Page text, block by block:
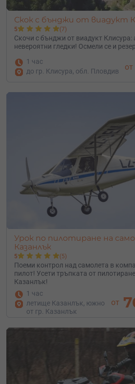
Скок с бънджи от виадукт
5 (7)
Скочи с бънджи от виадукт Клисура:
невероятни гледки! Осмели се и
1 час
до гр. Клисура, обл. Пловдив
от
Урок по пилотиране на
Казанлък
5 (5)
Поеми контрол над самолета в
пилот! Усети тръпката от
Казанлък!
1 час
летище Казанлък, южно
от гр. Казанлък
от